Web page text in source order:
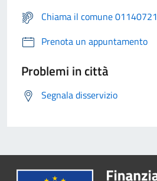
Chiama il comune 01140721
Prenota un appuntamento
Problemi in città
Segnala disservizio